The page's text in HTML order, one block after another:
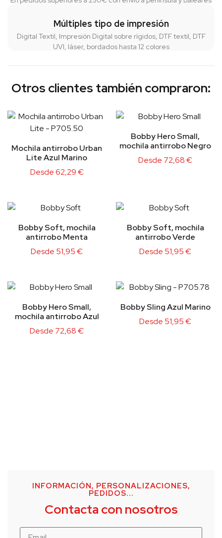
Múltiples tipo de impresión
Digital Textil, Impresión Digital sobre rígidos, DTF textil, DTF
UVI, láser, bordados hasta 12 colores
Otros clientes también compraron:
Mochila antirrobo Urban
Lite Azul Marino
Desde62,29€
Bobby Hero Small,
mochila antirrobo Negro
Desde 72,68€
Bobby Soft, mochila
antirrobo Menta
Desde 51,95€
Bobby Soft, mochila
antirrobo Verde
Desde 51,95€
Bobby Hero Small,
mochila antirrobo Azul
Desde 72,68€
Bobby Sling Azul Marino
Desde 51,95€
INFORMACIÓN, PERSONALIZACIONES,
PEDIDOS...
Contacta con nosotros